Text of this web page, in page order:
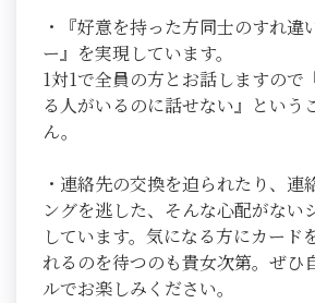
・『好意を持った方同士のすれ違
ー』を実現しています。
1対1で全員の方とお話しますので
る人がいるのに話せない』という
ん。
・連絡先の交換を迫られたり、連
ングを逃した、そんな心配がない
しています。気になる方にカード
れるのを待つのも貴女次第。ぜひ
ルでお楽しみください。